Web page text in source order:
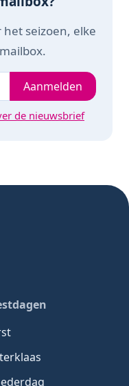
seizoen, elke
Aanmelden
de nieuwsbrief